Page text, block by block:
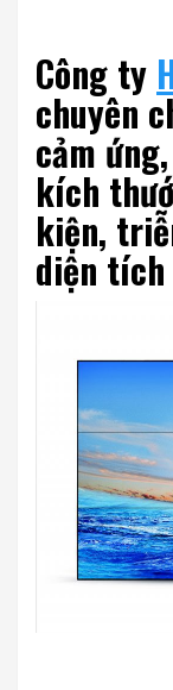
Công ty
chuyên
cảm
kích
kiện,
diện tích